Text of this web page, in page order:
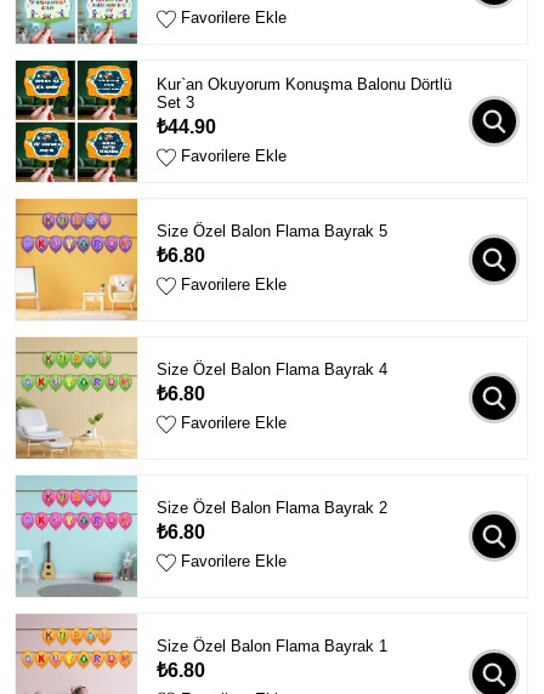
Favorilere Ekle
Kur`an Okuyorum Konuşma Balonu Dörtlü
Set 3
₺44.90
Favorilere Ekle
Size Özel Balon Flama Bayrak 5
₺6.80
Favorilere Ekle
Size Özel Balon Flama Bayrak 4
₺6.80
Favorilere Ekle
Size Özel Balon Flama Bayrak 2
₺6.80
Favorilere Ekle
Size Özel Balon Flama Bayrak 1
₺6.80